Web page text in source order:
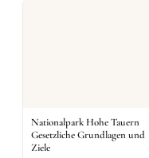
Nationalpark Hohe Tauern
Gesetzliche Grundlagen und
Ziele